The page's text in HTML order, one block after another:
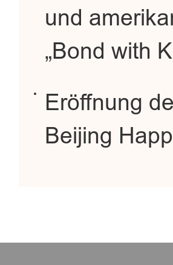
und
„Bond with
Eröffnung
Beijing